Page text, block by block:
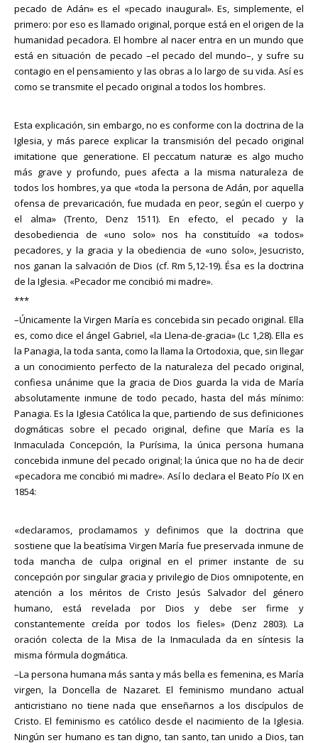
pecado de Adán» es el «pecado inaugural». Es, simplemente, el
primero: por eso es llamado original, porque está en el origen de la
humanidad pecadora. El hombre al nacer entra en un mundo que
está en situación de pecado –el pecado del mundo–, y sufre su
contagio en el pensamiento y las obras a lo largo de su vida. Así es
como se transmite el pecado original a todos los hombres.
Esta explicación, sin embargo, no es conforme con la doctrina de la
Iglesia, y más parece explicar la transmisión del pecado original
imitatione que generatione. El peccatum naturæ es algo mucho
más grave y profundo, pues afecta a la misma naturaleza de
todos los hombres, ya que «toda la persona de Adán, por aquella
ofensa de prevaricación, fue mudada en peor, según el cuerpo y
el alma» (Trento, Denz 1511). En efecto, el pecado y la
desobediencia de «uno solo» nos ha constituído «a todos»
pecadores, y la gracia y la obediencia de «uno solo», Jesucristo,
nos ganan la salvación de Dios (cf. Rm 5,12-19). Ésa es la doctrina
de la Iglesia. «Pecador me concibió mi madre».
***
–Únicamente la Virgen María es concebida sin pecado original. Ella
es, como dice el ángel Gabriel, «la Llena-de-gracia» (Lc 1,28). Ella es
la Panagia, la toda santa, como la llama la Ortodoxia, que, sin llegar
a un conocimiento perfecto de la naturaleza del pecado original,
confiesa unánime que la gracia de Dios guarda la vida de María
absolutamente inmune de todo pecado, hasta del más mínimo:
Panagia. Es la Iglesia Católica la que, partiendo de sus definiciones
dogmáticas sobre el pecado original, define que María es la
Inmaculada Concepción, la Purísima, la única persona humana
concebida inmune del pecado original; la única que no ha de decir
«pecadora me concibió mi madre». Así lo declara el Beato Pío IX en
1854:
«declaramos, proclamamos y definimos que la doctrina que
sostiene que la beatísima Virgen María fue preservada inmune de
toda mancha de culpa original en el primer instante de su
concepción por singular gracia y privilegio de Dios omnipotente, en
atención a los méritos de Cristo Jesús Salvador del género
humano, está revelada por Dios y debe ser firme y
constantemente creída por todos los fieles» (Denz 2803). La
oración colecta de la Misa de la Inmaculada da en síntesis la
misma fórmula dogmática.
–La persona humana más santa y más bella es femenina, es María
virgen, la Doncella de Nazaret. El feminismo mundano actual
anticristiano no tiene nada que enseñarnos a los discípulos de
Cristo. El feminismo es católico desde el nacimiento de la Iglesia.
Ningún ser humano es tan digno, tan santo, tan unido a Dios, tan